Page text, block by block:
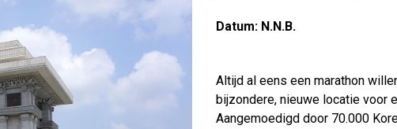
Datum: N.N.B.
Altijd al eens een marathon
bijzondere, nieuwe locatie voor
Aangemoedigd door 70.000